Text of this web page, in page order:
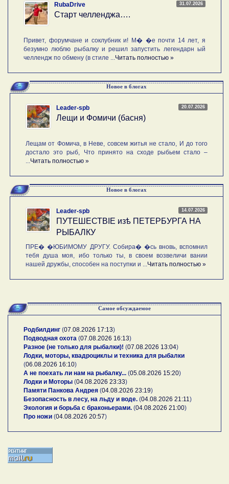
31.07.2026
RubaDrive
Старт челленджа….
Привет, форумчане и соклубник и! М� �е почти 14 лет, я
безумно люблю рыбалку и решил запустить легендарн ый
челлендж по обмену (в стиле ...Читать полностью »
Новое в блогах
20.07.2026
Leader-spb
Лещи и Фомичи (басня)
Лещам от Фомича, в Неве, совсем житья не стало, И до того
достало это рыб, Что принято на сходе рыбьем стало –
...Читать полностью »
Новое в блогах
14.07.2026
Leader-spb
ПУТЕШЕСТВIE изѣ ПЕТЕРБУРГА НА
РЫБАЛКУ
ПРЕ� �ЮБИМОМУ ДРУГУ. Собира� �сь вновь, вспомнил
тебя душа моя, ибо только ты, в своем возвеличи вании
нашей дружбы, способен на поступки и ...Читать полностью »
Самое обсуждаемое
Родбилдинг (07.08.2026 17:13)
Подводная охота (07.08.2026 16:13)
Разное (не только для рыбалки)! (07.08.2026 13:04)
Лодки, моторы, квадроциклы и техника для рыбалки
(06.08.2026 16:10)
А не поехать ли нам на рыбалку... (05.08.2026 15:20)
Лодки и Моторы (04.08.2026 23:33)
Памяти Панкова Андрея (04.08.2026 23:19)
Безопасность в лесу, на льду и воде. (04.08.2026 21:11)
Экология и борьба с браконьерами. (04.08.2026 21:00)
Про ножи (04.08.2026 20:57)